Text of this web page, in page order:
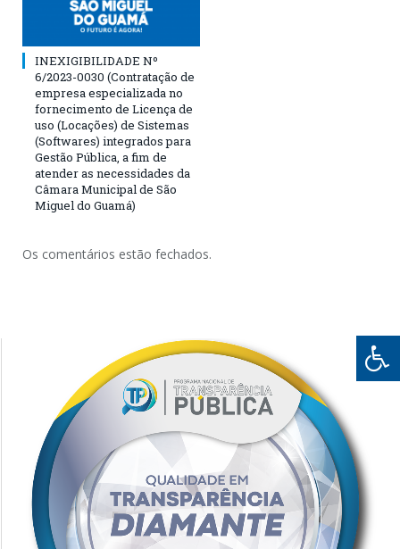
INEXIGIBILIDADE Nº
6/2023-0030 (Contratação de
empresa especializada no
fornecimento de Licença de
uso (Locações) de Sistemas
(Softwares) integrados para
Gestão Pública, a fim de
atender as necessidades da
Câmara Municipal de São
Miguel do Guamá)
Os comentários estão fechados.